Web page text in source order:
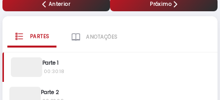
Anterior Próximo
PARTES ANOTAÇÕES
Parte 1
00:30:18
Parte 2